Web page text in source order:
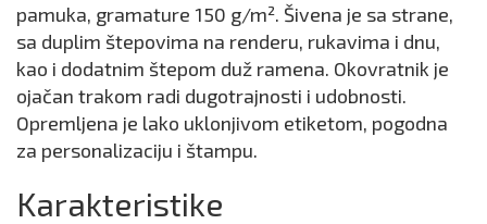
pamuka, gramature 150 g/m². Šivena je sa strane,
sa duplim štepovima na renderu, rukavima i dnu,
kao i dodatnim štepom duž ramena. Okovratnik je
ojačan trakom radi dugotrajnosti i udobnosti.
Opremljena je lako uklonjivom etiketom, pogodna
za personalizaciju i štampu.
Karakteristike